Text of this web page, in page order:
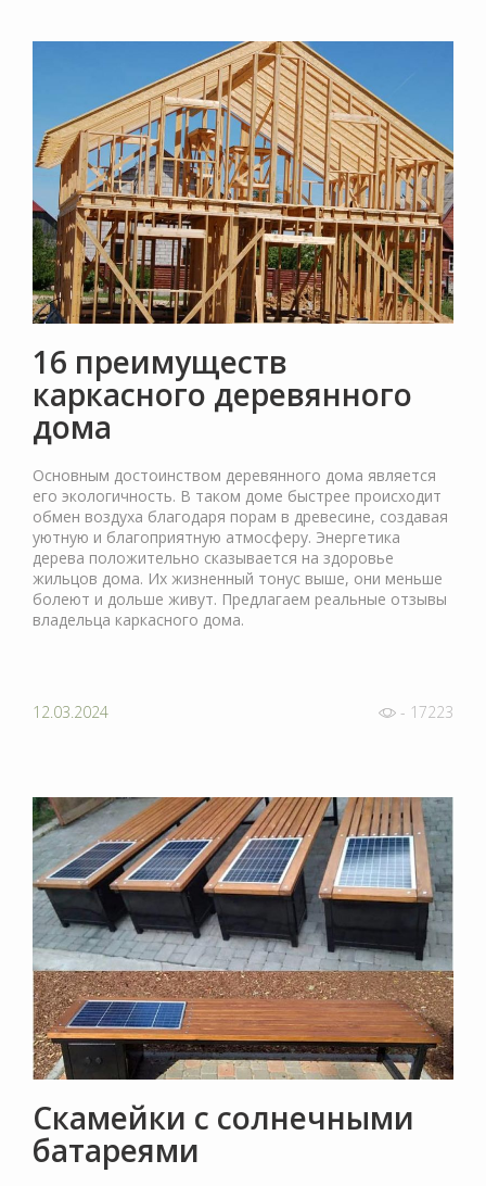
16 преимуществ
каркасного деревянного
дома
Основным достоинством деревянного дома является
его экологичность. В таком доме быстрее происходит
обмен воздуха благодаря порам в древесине, создавая
уютную и благоприятную атмосферу. Энергетика
дерева положительно сказывается на здоровье
жильцов дома. Их жизненный тонус выше, они меньше
болеют и дольше живут. Предлагаем реальные отзывы
владельца каркасного дома.
12.03.2024 - 17223
Скамейки с солнечными
батареями